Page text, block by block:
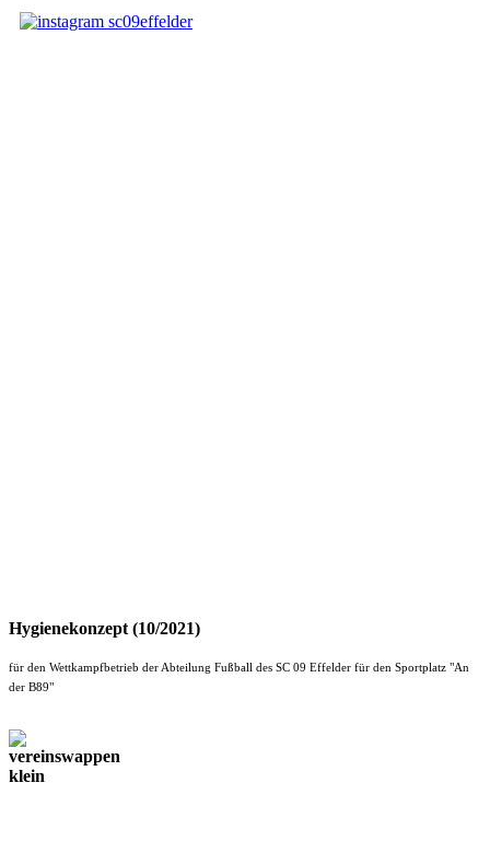
Hygienekonzept (10/2021)
für den Wettkampfbetrieb der Abteilung Fußball des SC 09 Effelder für den Sportplatz "An
der B89"